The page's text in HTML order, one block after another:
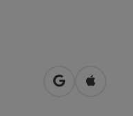
in Google
in